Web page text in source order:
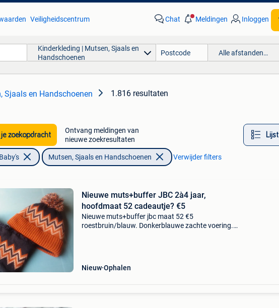
Veiligheidscentrum Chat Meldingen Inloggen
Kinderkleding | Mutsen, Sjaals en
Handschoenen
Alle afstanden…
Sjaals en Handschoenen 1.816 resultaten
je zoekopdracht
Ontvang meldingen van
nieuwe zoekresultaten
Lijst
Mutsen, Sjaals en Handschoenen Verwijder filters
Nieuwe muts+buffer JBC 2à4 jaar,
hoofdmaat 52 cadeautje? €5
Nieuwe muts+buffer jbc maat 52 €5
roestbruin/blauw. Donkerblauwe zachte voering.
Nieuw Ophalen